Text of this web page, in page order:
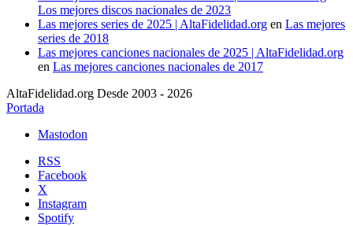
Los mejores discos nacionales de 2023
Las mejores series de 2025 | AltaFidelidad.org en Las mejores
series de 2018
Las mejores canciones nacionales de 2025 | AltaFidelidad.org
en Las mejores canciones nacionales de 2017
AltaFidelidad.org Desde 2003 - 2026
Portada
Mastodon
RSS
Facebook
X
Instagram
Spotify